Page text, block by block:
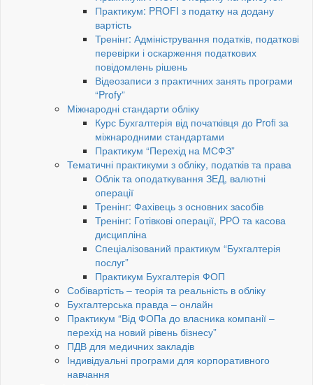
Практикум: PROFI з податку на додану
вартість
Тренінг: Адміністрування податків, податкові
перевірки і оскарження податкових
повідомлень рішень
Відеозаписи з практичних занять програми
“Profy”
Міжнародні стандарти обліку
Курс Бухгалтерія від початківця до Profi за
міжнародними стандартами
Практикум “Перехід на МСФЗ”
Тематичні практикуми з обліку, податків та права
Облік та оподаткування ЗЕД, валютні
операції
Тренінг: Фахівець з основних засобів
Тренінг: Готівкові операції, PРO та касова
дисципліна
Спеціалізований практикум “Бухгалтерія
послуг”
Практикум Бухгалтерія ФОП
Собівартість – теорія та реальність в обліку
Бухгалтерська правда – онлайн
Практикум “Від ФОПа до власника компанії –
перехід на новий рівень бізнесу”
ПДВ для медичних закладів
Індивідуальні програми для корпоративного
навчання